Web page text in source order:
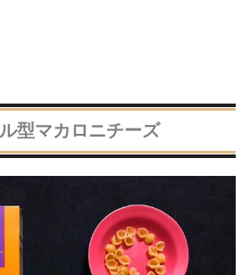
型マカロニチーズ